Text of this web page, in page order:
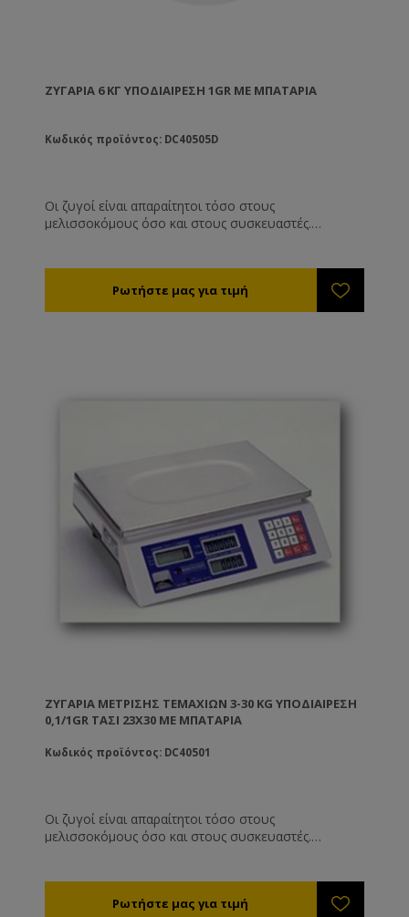
ΖΥΓΑΡΙΆ 6 ΚΓ ΥΠΟΔΙΑΊΡΕΣΗ 1GR ΜΕ ΜΠΑΤΑΡΊΑ
Κωδικός προϊόντος: DC40505D
Οι ζυγοί είναι απαραίτητοι τόσο στους
μελισσοκόμους όσο και στους συσκευαστές.
ΖΥΓΑΡΙΆ ΜΈΤΡΙΣΗΣ ΤΕΜΑΧΊΩΝ 3-30 KG ΥΠΟΔΙΑΊΡΕΣΗ
0,1/1GR ΤΑΣΙ 23X30 ΜΕ ΜΠΑΤΑΡΊΑ
Κωδικός προϊόντος: DC40501
Οι ζυγοί είναι απαραίτητοι τόσο στους
μελισσοκόμους όσο και στους συσκευαστές.